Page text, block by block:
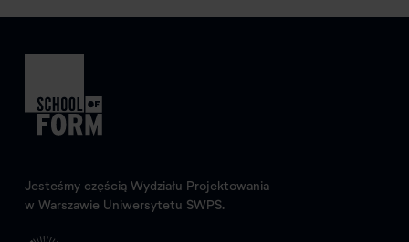
Jesteśmy częścią Wydziału Projektowania
w Warszawie Uniwersytetu SWPS.